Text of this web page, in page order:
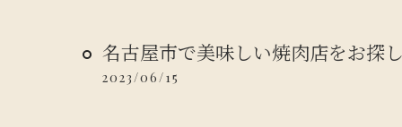
名古屋市で美味しい焼肉店をお探
2023/06/15